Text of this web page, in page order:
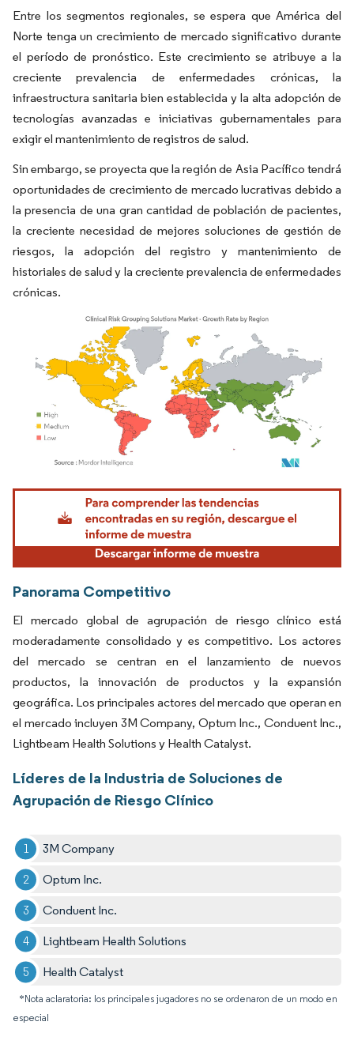
Entre los segmentos regionales, se espera que América del
Norte tenga un crecimiento de mercado significativo durante
el período de pronóstico. Este crecimiento se atribuye a la
creciente prevalencia de enfermedades crónicas, la
infraestructura sanitaria bien establecida y la alta adopción de
tecnologías avanzadas e iniciativas gubernamentales para
exigir el mantenimiento de registros de salud.
Sin embargo, se proyecta que la región de Asia Pacífico tendrá
oportunidades de crecimiento de mercado lucrativas debido a
la presencia de una gran cantidad de población de pacientes,
la creciente necesidad de mejores soluciones de gestión de
riesgos, la adopción del registro y mantenimiento de
historiales de salud y la creciente prevalencia de enfermedades
crónicas.
Imagen © Mordor Intelligence. El uso requiere atribución según CC BY 4.0.
Panorama Competitivo
El mercado global de agrupación de riesgo clínico está
moderadamente consolidado y es competitivo. Los actores
del mercado se centran en el lanzamiento de nuevos
productos, la innovación de productos y la expansión
geográfica. Los principales actores del mercado que operan en
el mercado incluyen 3M Company, Optum Inc., Conduent Inc.,
Lightbeam Health Solutions y Health Catalyst.
Líderes de la Industria de Soluciones de
Agrupación de Riesgo Clínico
3M Company
Optum Inc.
Conduent Inc.
Lightbeam Health Solutions
Health Catalyst
*Nota aclaratoria: los principales jugadores no se ordenaron de un modo en
especial